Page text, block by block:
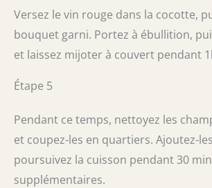
Versez le vin rouge dans la cocotte,
bouquet garni. Portez à ébullition,
et laissez mijoter à couvert pendant
Étape 5
Pendant ce temps, nettoyez les
et coupez-les en quartiers. Ajoutez-
poursuivez la cuisson pendant 30
supplémentaires.